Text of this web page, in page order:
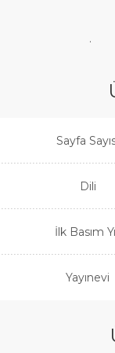
·
Sayfa
Dili
İlk Basım
Yayınevi